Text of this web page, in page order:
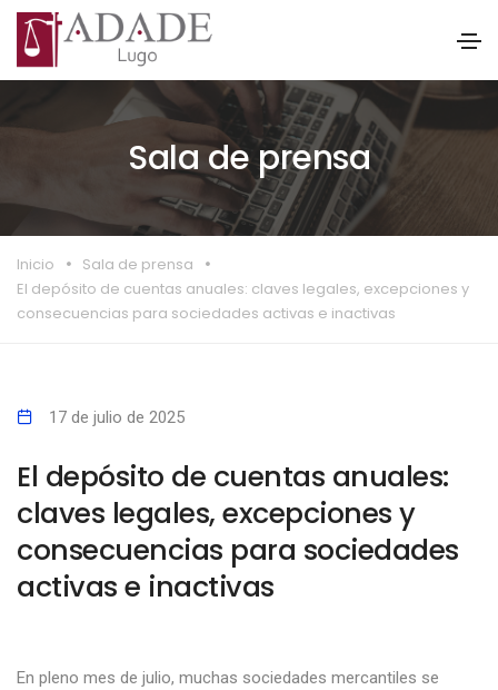
Sala de prensa
Inicio
Sala de prensa
El depósito de cuentas anuales: claves legales, excepciones y
consecuencias para sociedades activas e inactivas
17 de julio de 2025
El depósito de cuentas anuales:
claves legales, excepciones y
consecuencias para sociedades
activas e inactivas
En pleno mes de julio, muchas sociedades mercantiles se